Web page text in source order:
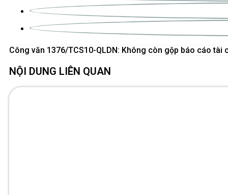
NỘI DUNG LIÊN QUAN